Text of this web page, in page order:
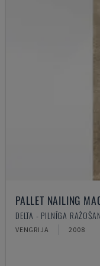
PALLET NAILING
DELTA - PILNĪGA
VENGRIJA 2008